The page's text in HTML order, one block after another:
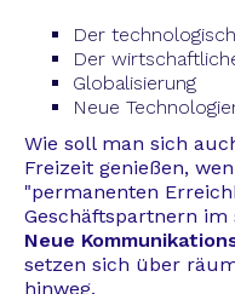
Der
Der
Globalisierung
Neue
Wie soll man sich
Freizeit genießen,
"permanenten
Geschäftspartnern im
Neue
setzen sich über
hinweg.